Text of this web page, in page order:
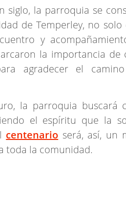
siglo, la parroquia se
de Temperley, no
y
la importancia de
agradecer el
la parroquia buscará
el espíritu que la
centenario será, así, un
toda la comunidad.